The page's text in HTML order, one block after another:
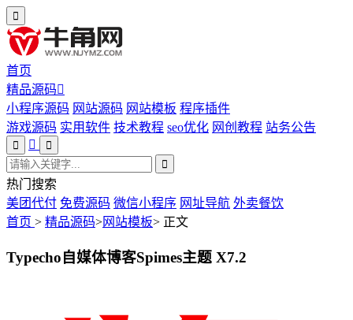
首页
精品源码
小程序源码 网站源码 网站模板 程序插件
游戏源码 实用软件 技术教程 seo优化 网创教程 站务公告
热门搜索
美团代付 免费源码 微信小程序 网址导航 外卖餐饮
首页 > 精品源码>网站模板> 正文
Typecho自媒体博客Spimes主题 X7.2